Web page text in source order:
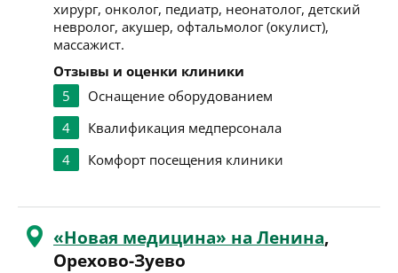
хирург, онколог, педиатр, неонатолог, детский
невролог, акушер, офтальмолог (окулист),
массажист.
Отзывы и оценки клиники
5
Оснащение оборудованием
4
Квалификация медперсонала
4
Комфорт посещения клиники
«Новая медицина» на Ленина,
Орехово-Зуево